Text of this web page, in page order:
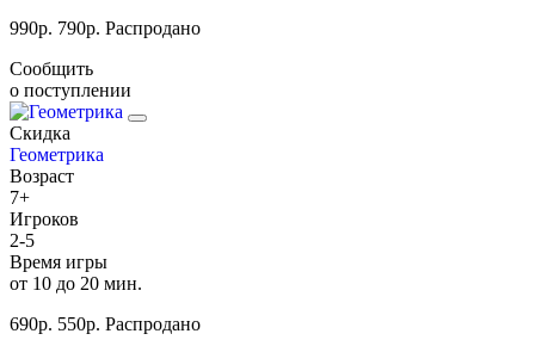
990р. 790р. Распродано
Сообщить
о поступлении
Скидка
Геометрика
Возраст
7+
Игроков
2-5
Время игры
от 10 до 20 мин.
690р. 550р. Распродано